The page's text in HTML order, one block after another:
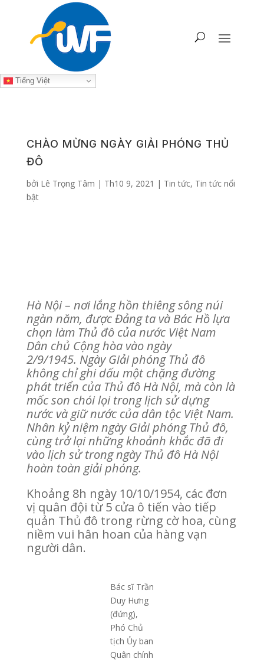
Tiếng Việt
CHÀO MỪNG NGÀY GIẢI PHÓNG THỦ
ĐÔ
bởi Lê Trọng Tâm | Th10 9, 2021 | Tin tức, Tin tức nổi
bật
Hà Nội – nơi lắng hồn thiêng sông núi
ngàn năm, được Đảng ta và Bác Hồ lựa
chọn làm Thủ đô của nước Việt Nam
Dân chủ Cộng hòa vào ngày
2/9/1945. Ngày Giải phóng Thủ đô
không chỉ ghi dấu một chặng đường
phát triển của Thủ đô Hà Nội, mà còn là
mốc son chói lọi trong lịch sử dựng
nước và giữ nước của dân tộc Việt Nam.
Nhân kỷ niệm ngày Giải phóng Thủ đô,
cùng trở lại những khoảnh khắc đã đi
vào lịch sử trong ngày Thủ đô Hà Nội
hoàn toàn giải phóng.
Khoảng 8h ngày 10/10/1954, các đơn
vị quân đội từ 5 cửa ô tiến vào tiếp
quản Thủ đô trong rừng cờ hoa, cùng
niềm vui hân hoan của hàng vạn
người dân.
Bác sĩ Trần
Duy Hưng
(đứng),
Phó Chủ
tịch Ủy ban
Quân chính